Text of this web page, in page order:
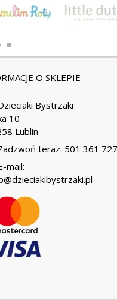
O SKLEPIE
Bystrzaki
10
Lublin
teraz: 501 361 727
mail: